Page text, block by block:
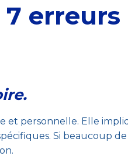
et personnelle. Elle
Si beaucoup